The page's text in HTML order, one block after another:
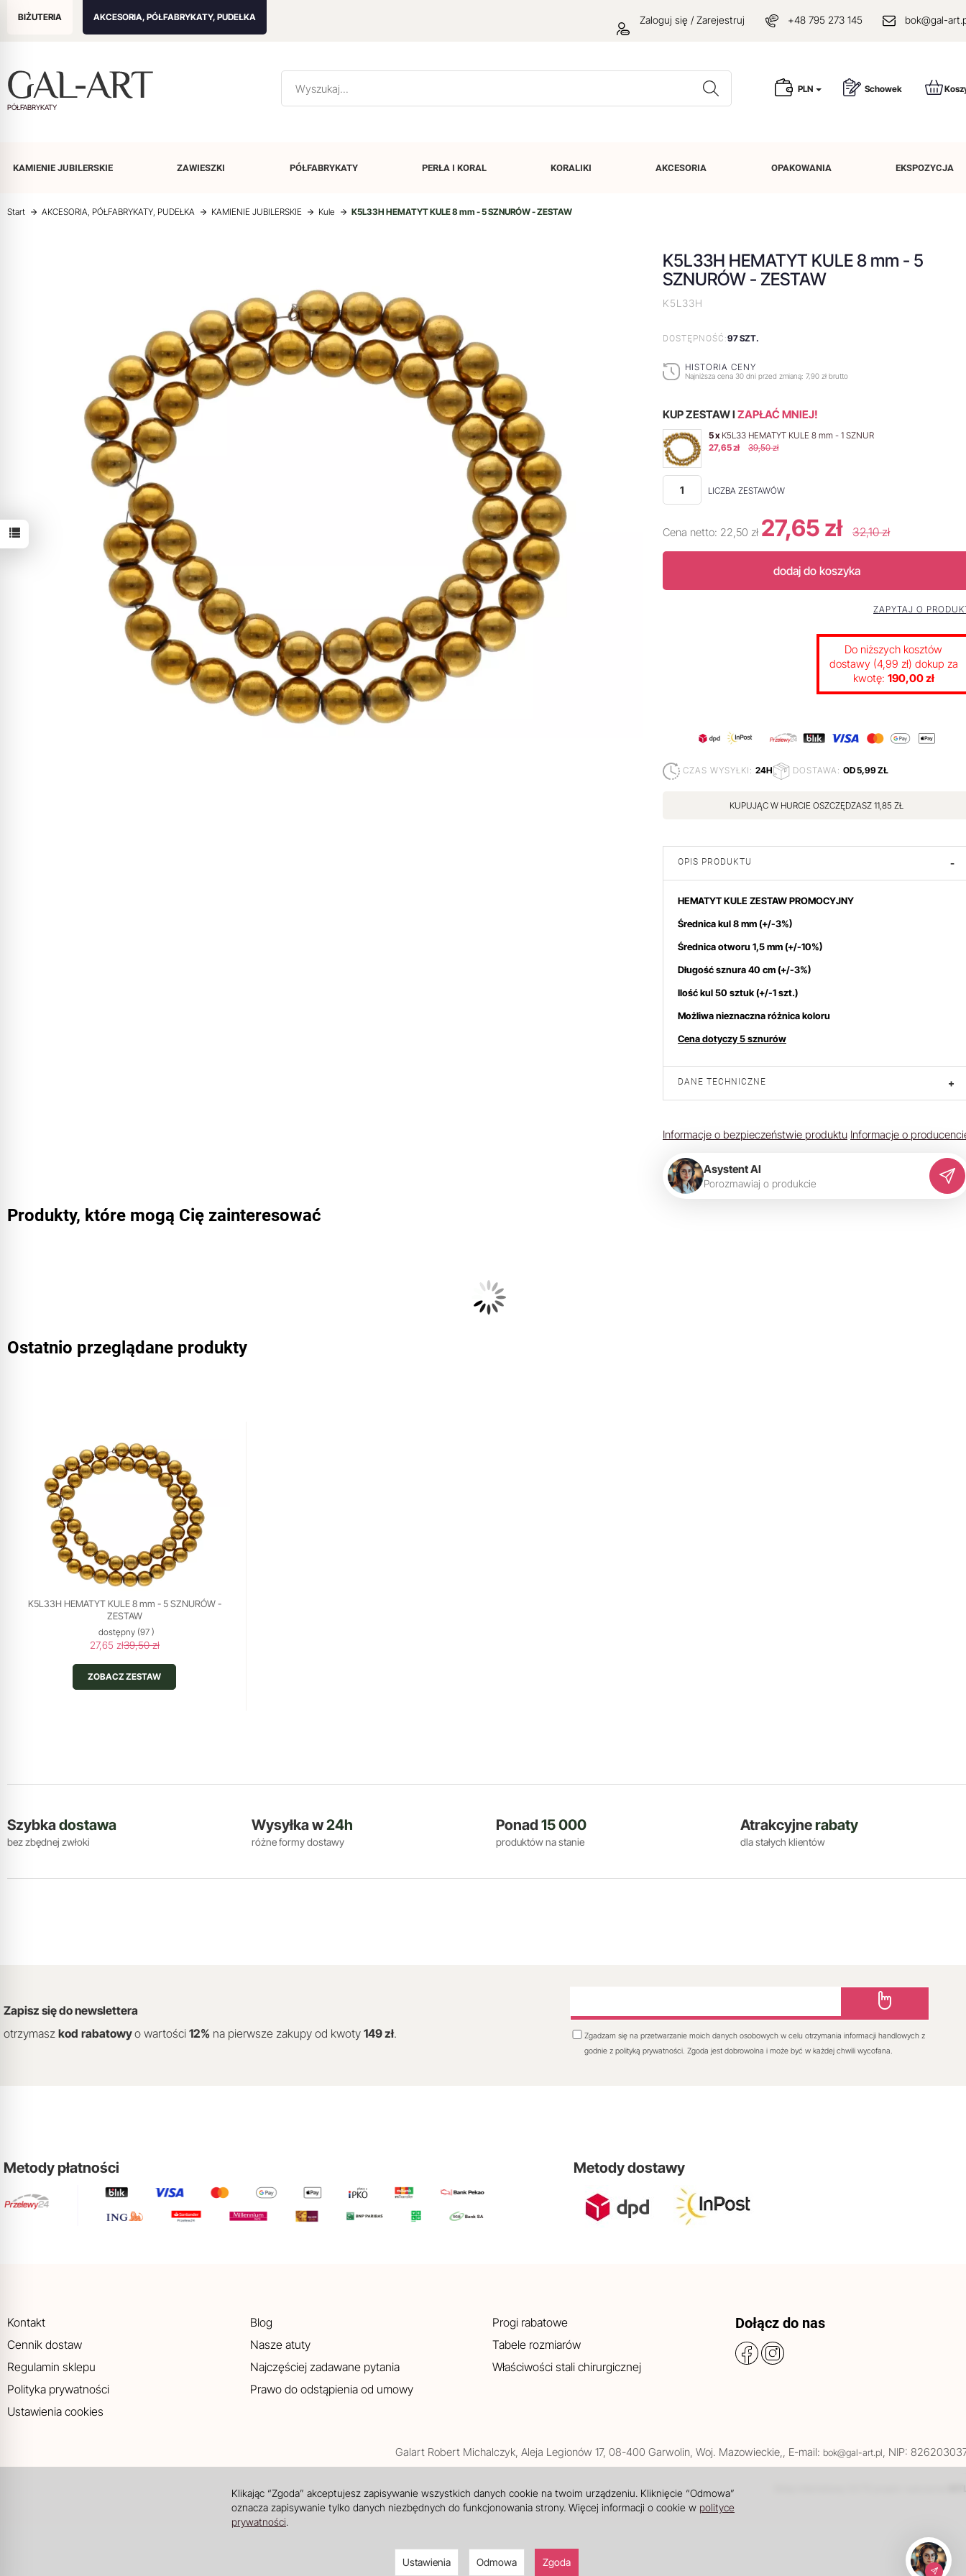
BIŻUTERIA AKCESORIA, PÓŁFABRYKATY, PUDEŁKA Zaloguj się / Zarejestruj +48 795 273 145 bok@gal-
PÓŁFABRYKATY
Wyszukaj PLN Schowek
KAMIENIE JUBILERSKIE ZAWIESZKI PÓŁFABRYKATY PERŁA I KORAL KORALIKI AKCESORIA OPAKOWANIA EKSPOZYCJA
Start AKCESORIA, PÓŁFABRYKATY, PUDEŁKA KAMIENIE JUBILERSKIE Kule K5L33H HEMATYT KULE 8 mm - 5 SZNURÓW - ZESTAW
K5L33H HEMATYT KULE 8 mm - 5
SZNURÓW - ZESTAW
K5L33H
DOSTĘPNOŚĆ:97 SZT.
HISTORIA CENY
Najniższa cena 30 dni przed zmianą: 7,90 zł brutto
KUP ZESTAW I ZAPŁAĆ MNIEJ!
5 x K5L33 HEMATYT KULE 8 mm - 1 SZNUR
27,65 zł
39,50 zł
LICZBA ZESTAWÓW
Cena netto: 22,50 zł 27,65 zł 32,10 zł
dodaj do koszyka
ZAPYTAJ O
Do niższych kosztów
dostawy (4,99 zł) dokup za
kwotę: 190,00 zł
CZAS WYSYŁKI: 24H DOSTAWA: OD 5,99 ZŁ
KUPUJĄC W HURCIE OSZCZĘDZASZ 11,85 ZŁ
OPIS PRODUKTU -
HEMATYT KULE ZESTAW PROMOCYJNY
Średnica kul 8 mm(+/-3%)
Średnica otworu 1,5 mm (+/-10%)
Długość sznura 40 cm (+/-3%)
Ilość kul 50 sztuk (+/-1 szt.)
Możliwa nieznaczna różnica koloru
Cena dotyczy 5 sznurów
DANE TECHNICZNE +
Informacje o bezpieczeństwie produktu Informacje o
Asystent AI
Porozmawiaj o produkcie
Produkty, które mogą Cię zainteresować
Ostatnio przeglądane produkty
K5L33H HEMATYT KULE 8 mm - 5 SZNURÓW -
ZESTAW
dostępny(97 )
27,65 zł39,50 zł
ZOBACZ ZESTAW
Szybkadostawa
bez zbędnej zwłoki
Wysyłka w24h
różne formy dostawy
Ponad 15 000
produktów na stanie
Atrakcyjnerabaty
dla stałych klientów
Zapisz się do newslettera
otrzymasz kod rabatowyo wartości 12% na pierwsze zakupy od kwoty 149 zł.
Zgadzam się na przetwarzanie moich danych osobowych w celu otrzymania informacji handlowych z
godnie z polityką prywatności. Zgoda jest dobrowolna i może być w każdej chwili wycofana.
Metody płatności Metody dostawy
Kontakt
Cennik dostaw
Regulamin sklepu
Polityka prywatności
Ustawienia cookies
Blog
Nasze atuty
Najczęściej zadawane pytania
Prawo do odstąpienia od umowy
Progi rabatowe
Tabele rozmiarów
Właściwości stali chirurgicznej
Dołącz do nas
Galart Robert Michalczyk Aleja Legionów 17, 08-400 Garwolin , Woj. Mazowieckie , E-mail: bok@gal-art.pl , NIP:
Klikając “Zgoda” akceptujesz zapisywanie wszystkich danych cookie na twoim urządzeniu. Kliknięcie “Odmowa”
oznacza zapisywanie tylko danych niezbędnych do funkcjonowania strony. Więcej informacji o cookie w polityce
prywatności.
Ustawienia Odmowa Zgoda